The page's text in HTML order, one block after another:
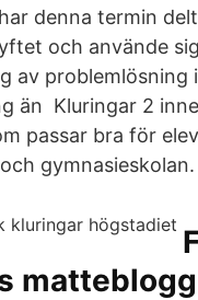
denna termin
och använde
av problemlösning
än Kluringar 2
passar bra för
gymnasieskolan.
matteblogg